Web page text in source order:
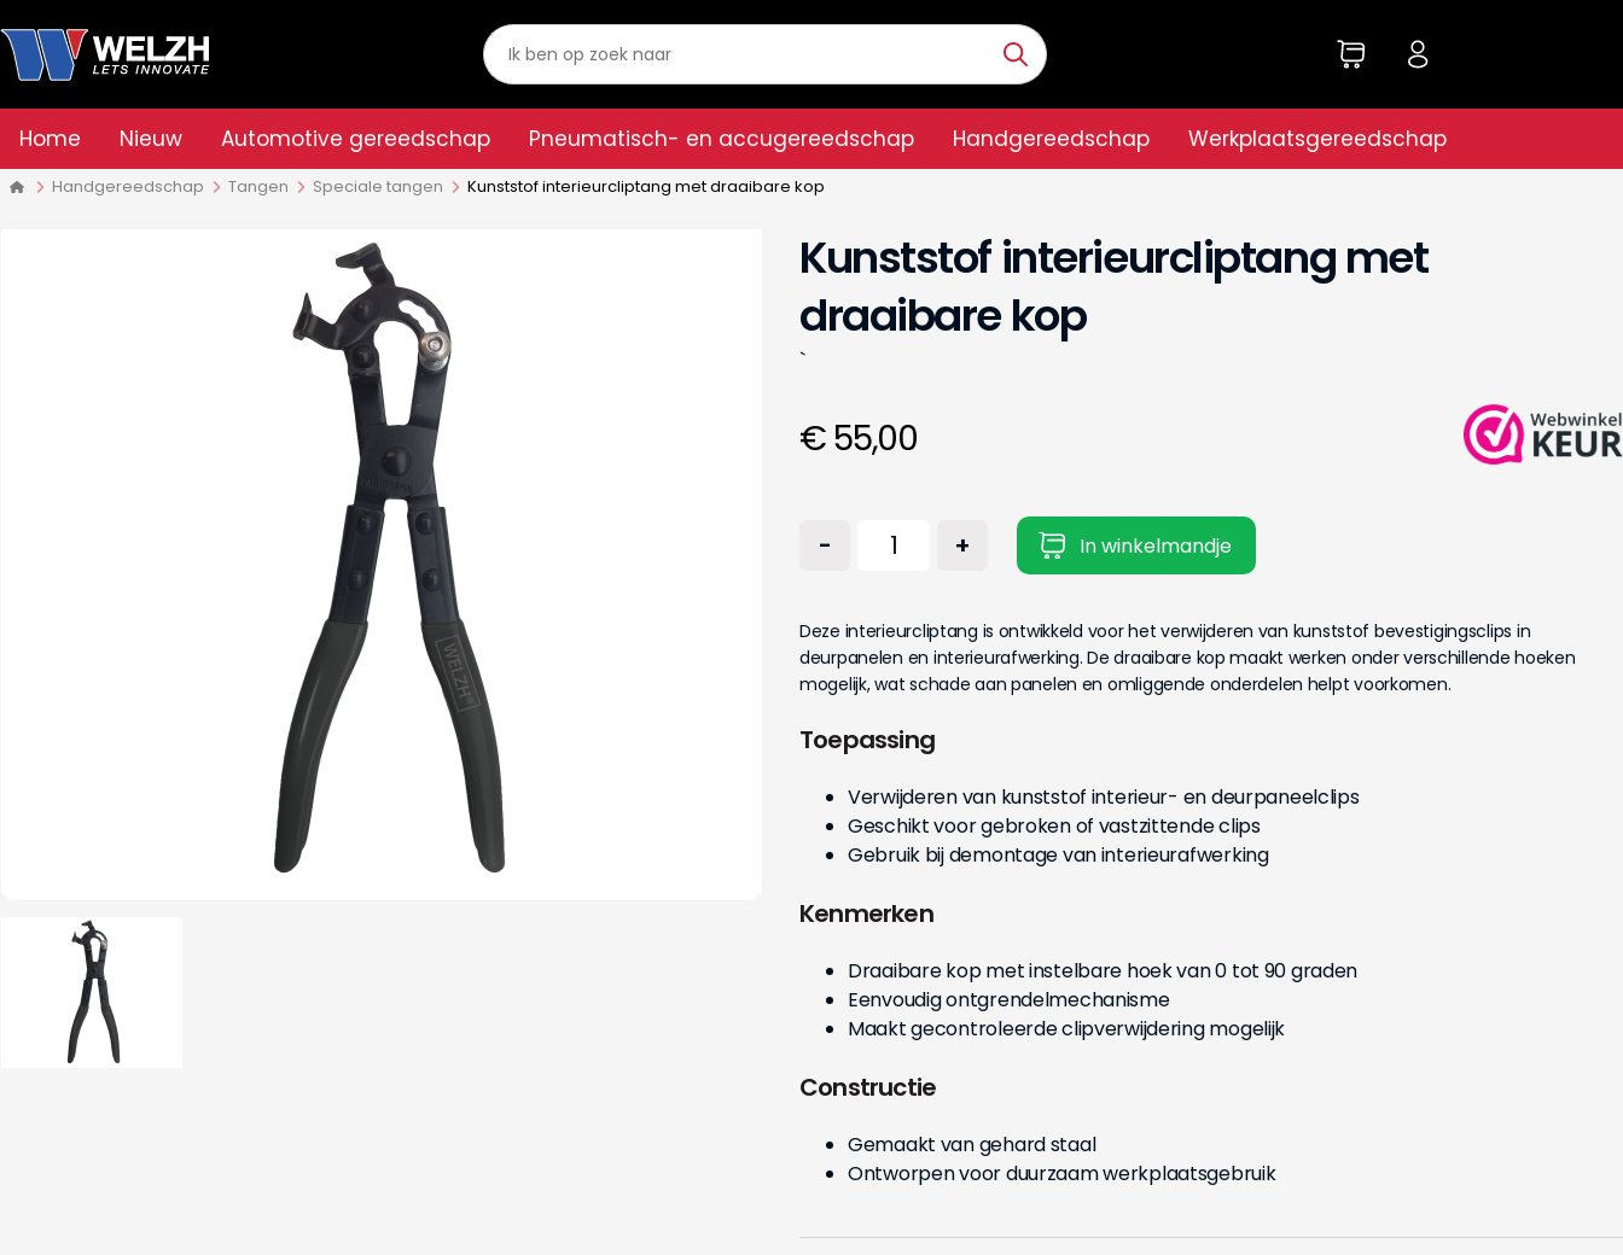
Home Nieuw Automotive gereedschap Pneumatisch- en accugereedschap Handgereedschap Werkplaatsgereedschap
Handgereedschap Tangen Speciale tangen Kunststof interieurcliptang met draaibare kop
Kunststof interieurcliptang met
draaibare kop
`
€ 55,00
- + In winkelmandje
Deze interieurcliptang is ontwikkeld voor het verwijderen van kunststof bevestigingsclips in
deurpanelen en interieurafwerking. De draaibare kop maakt werken onder verschillende hoeken
mogelijk, wat schade aan panelen en omliggende onderdelen helpt voorkomen.
Toepassing
Verwijderen van kunststof interieur- en deurpaneelclips
Geschikt voor gebroken of vastzittende clips
Gebruik bij demontage van interieurafwerking
Kenmerken
Draaibare kop met instelbare hoek van 0 tot 90 graden
Eenvoudig ontgrendelmechanisme
Maakt gecontroleerde clipverwijdering mogelijk
Constructie
Gemaakt van gehard staal
Ontworpen voor duurzaam werkplaatsgebruik